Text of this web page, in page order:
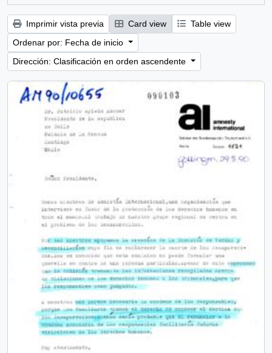
Imprimir vista previa Card view
Table view
Ordenar por: Fecha de inicio
Dirección: Clasificación en orden ascendente